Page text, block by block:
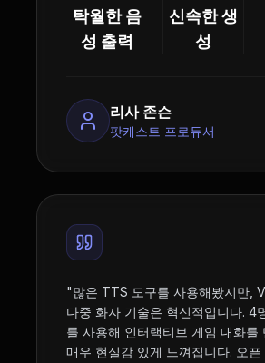
탁월한 음
성 출력
신속한 생
성
리사 존슨
팟캐스트 프로듀서
"많은 TTS 도구를 사용해봤지만,
다중 화자 기술은 혁신적입니다. 4
를 사용해 인터랙티브 게임 대화를
매우 현실감 있게 느껴집니다. 오픈